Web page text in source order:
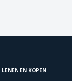
LENEN EN KOPEN